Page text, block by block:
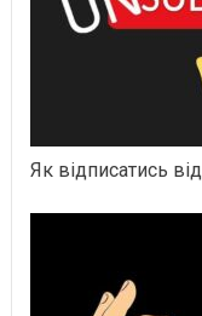
Як відписатись